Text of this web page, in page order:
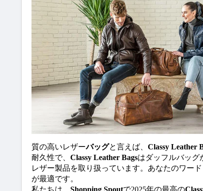
質の高いレザーバッグと言えば、 Classy Leather
耐久性で、 Classy Leather Bagsはダッフルバッグ
レザー製品を取り扱っています。あなたのワー
が最適です。